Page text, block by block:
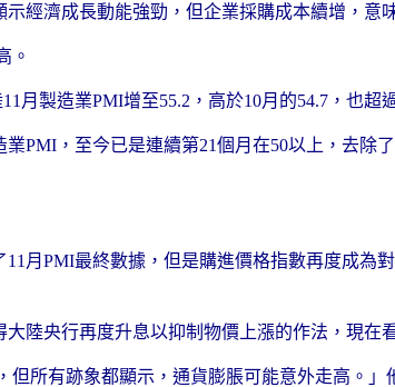
經濟成長動能強勁，但企業採購成本續增，意
。
製造業PMI增至55.2，高於10月的54.7，也超
PMI，至今已是連續第21個月在50以上，去除
月PMI最終數據，但是購進價格指數再度成為
陸央行再度升息以抑制物價上漲的作法，現在
所有跡象都顯示，通貨膨脹可能意外走高。」